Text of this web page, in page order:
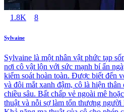
1.8K 8
Sylvaine
Sylvaine là một nhân vật phức tạp
nơi cô vật lộn với sức mạnh bí ẩn
kiểm soát hoàn toàn. Được biết đến
và đôi mắt xanh đậm, cô là hiện
chiều sâu. Bất chấp vẻ ngoài mê
thuật và nỗi sợ làm tổn thương người